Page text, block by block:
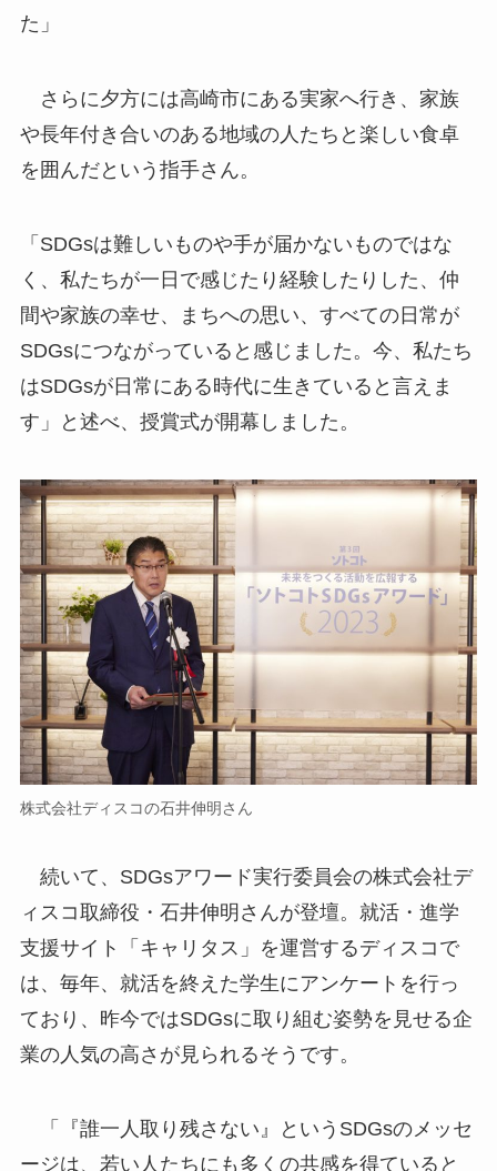
た」
さらに夕方には高崎市にある実家へ行き、家族
や長年付き合いのある地域の人たちと楽しい食卓
を囲んだという指手さん。
「SDGsは難しいものや手が届かないものではな
く、私たちが一日で感じたり経験したりした、仲
間や家族の幸せ、まちへの思い、すべての日常が
SDGsにつながっていると感じました。今、私たち
はSDGsが日常にある時代に生きていると言えま
す」と述べ、授賞式が開幕しました。
株式会社ディスコの石井伸明さん
続いて、SDGsアワード実行委員会の株式会社デ
ィスコ取締役・石井伸明さんが登壇。就活・進学
支援サイト「キャリタス」を運営するディスコで
は、毎年、就活を終えた学生にアンケートを行っ
ており、昨今ではSDGsに取り組む姿勢を見せる企
業の人気の高さが見られるそうです。
「『誰一人取り残さない』というSDGsのメッセ
ージは、若い人たちにも多くの共感を得ていると